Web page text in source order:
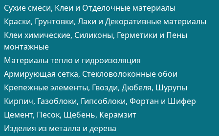
Сухие смеси, Клеи и Отделочные материалы
Краски, Грунтовки, Лаки и Декоративные материалы
Клеи химические, Силиконы, Герметики и Пены
монтажные
Материалы тепло и гидроизоляция
Армирующая сетка, Стекловолоконные обои
Крепежные элементы, Гвозди, Дюбеля, Шурупы
Кирпич, Газоблоки, Гипсоблоки, Фортан и Шифер
Цемент, Песок, Щебень, Керамзит
Изделия из металла и дерева